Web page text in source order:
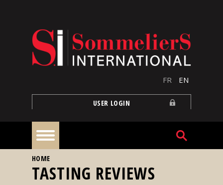
FR EN
USER LOGIN
Home
YOU ARE HERE
HOME
TASTING REVIEWS